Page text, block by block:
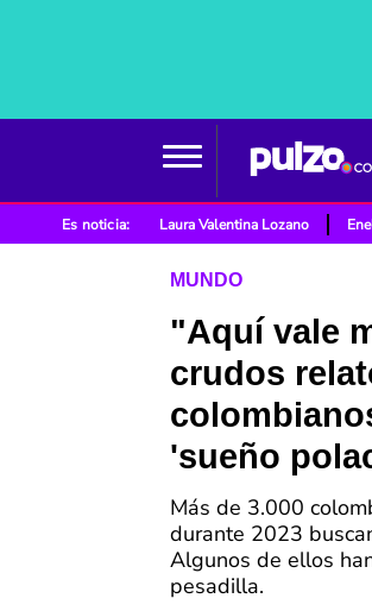
Es noticia: Laura Valentina Lozano
MUNDO
"Aquí vale
crudos
'sueño
Más de 3.000
durante 2023
Algunos de ellos
pesadilla.